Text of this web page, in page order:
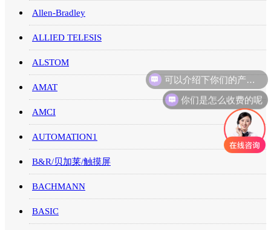
Allen-Bradley
ALLIED TELESIS
ALSTOM
AMAT
AMCI
AUTOMATION1
B&R/贝加莱/触摸屏
BACHMANN
BASIC
你们是怎么收费的呢